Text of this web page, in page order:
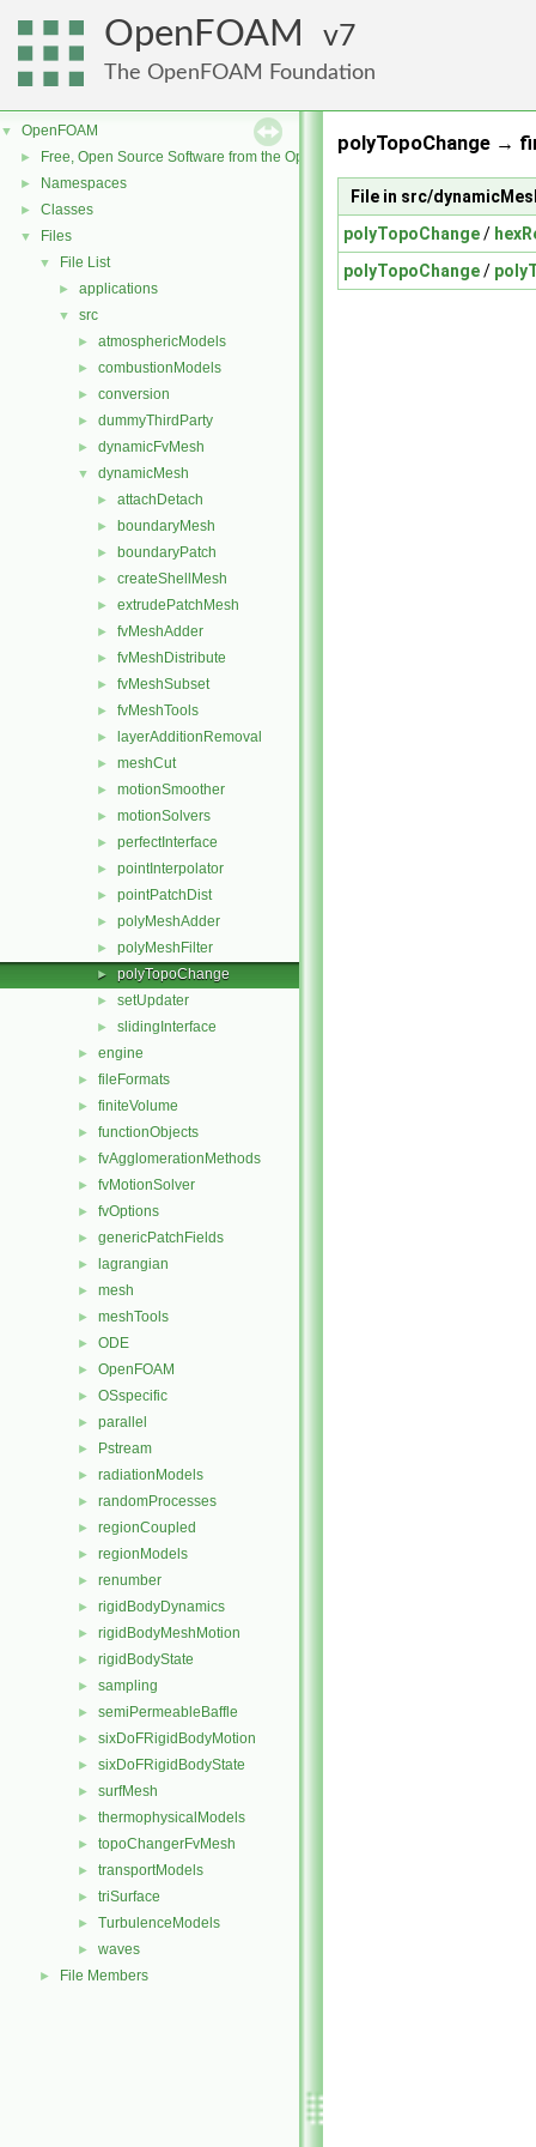
OpenFOAM 7
The OpenFOAM Foundation
▼ OpenFOAM
► Free, Open Source Software from the OpenFOAM Foundation
► Namespaces
► Classes
▼ Files
▼ File List
► applications
▼ src
► atmosphericModels
► combustionModels
► conversion
► dummyThirdParty
► dynamicFvMesh
▼ dynamicMesh
► attachDetach
► boundaryMesh
► boundaryPatch
► createShellMesh
► extrudePatchMesh
► fvMeshAdder
► fvMeshDistribute
► fvMeshSubset
► fvMeshTools
► layerAdditionRemoval
► meshCut
► motionSmoother
► motionSolvers
► perfectInterface
► pointInterpolator
► pointPatchDist
► polyMeshAdder
► polyMeshFilter
► polyTopoChange
► setUpdater
► slidingInterface
► engine
► fileFormats
► finiteVolume
► functionObjects
► fvAgglomerationMethods
► fvMotionSolver
► fvOptions
► genericPatchFields
► lagrangian
► mesh
► meshTools
► ODE
► OpenFOAM
► OSspecific
► parallel
► Pstream
► radiationModels
► randomProcesses
► regionCoupled
► regionModels
► renumber
► rigidBodyDynamics
► rigidBodyMeshMotion
► rigidBodyState
► sampling
► semiPermeableBaffle
► sixDoFRigidBodyMotion
► sixDoFRigidBodyState
► surfMesh
► thermophysicalModels
► topoChangerFvMesh
► transportModels
► triSurface
► TurbulenceModels
► waves
► File Members
polyTopoChange →
File in src/
polyTopoChange/
polyTopoChange/